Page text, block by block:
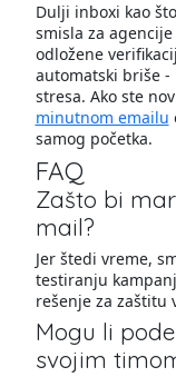
Dulji inboxi kao
smisla za
odložene
automatski briše -
stresa. Ako ste
minutnom emailu
samog početka.
FAQ
Zašto bi
mail?
Jer štedi vreme,
testiranju
rešenje za zaštitu
Mogu li
svojim